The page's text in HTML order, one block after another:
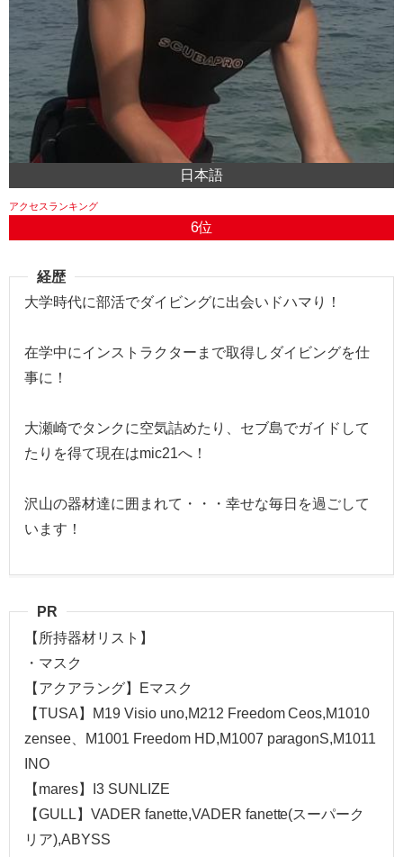
日本語
6位
経歴
大学時代に部活でダイビングに出会いドハマり！
在学中にインストラクターまで取得しダイビングを仕
事に！
大瀬崎でタンクに空気詰めたり、セブ島でガイドして
たりを得て現在はmic21へ！
沢山の器材達に囲まれて・・・幸せな毎日を過ごして
います！
PR
【所持器材リスト】
・マスク
【アクアラング】Eマスク
【TUSA】M19 Visio uno,M212 Freedom Ceos,M1010
zensee、M1001 Freedom HD,M1007 paragonS,M1011
INO
【mares】I3 SUNLIZE
【GULL】VADER fanette,VADER fanette(スーパーク
リア),ABYSS